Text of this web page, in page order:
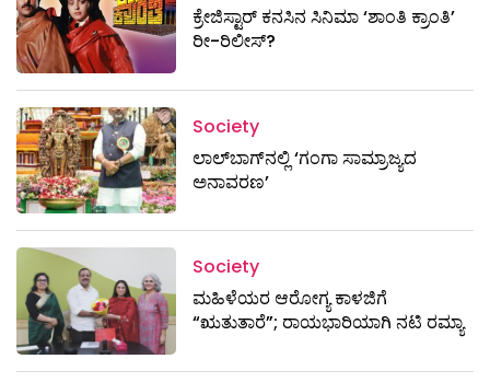
ಕ್ರೇಜಿಸ್ಟಾರ್ ಕನಸಿನ ಸಿನಿಮಾ ‘ಶಾಂತಿ ಕ್ರಾಂತಿ’
ರೀ-ರಿಲೀಸ್?
Society
ಲಾಲ್‌ಬಾಗ್‌ನಲ್ಲಿ ‘ಗಂಗಾ ಸಾಮ್ರಾಜ್ಯದ
ಅನಾವರಣ’
Society
ಮಹಿಳೆಯರ ಆರೋಗ್ಯ ಕಾಳಜಿಗೆ
“ಋತುತಾರೆ”; ರಾಯಭಾರಿಯಾಗಿ ನಟಿ ರಮ್ಯಾ